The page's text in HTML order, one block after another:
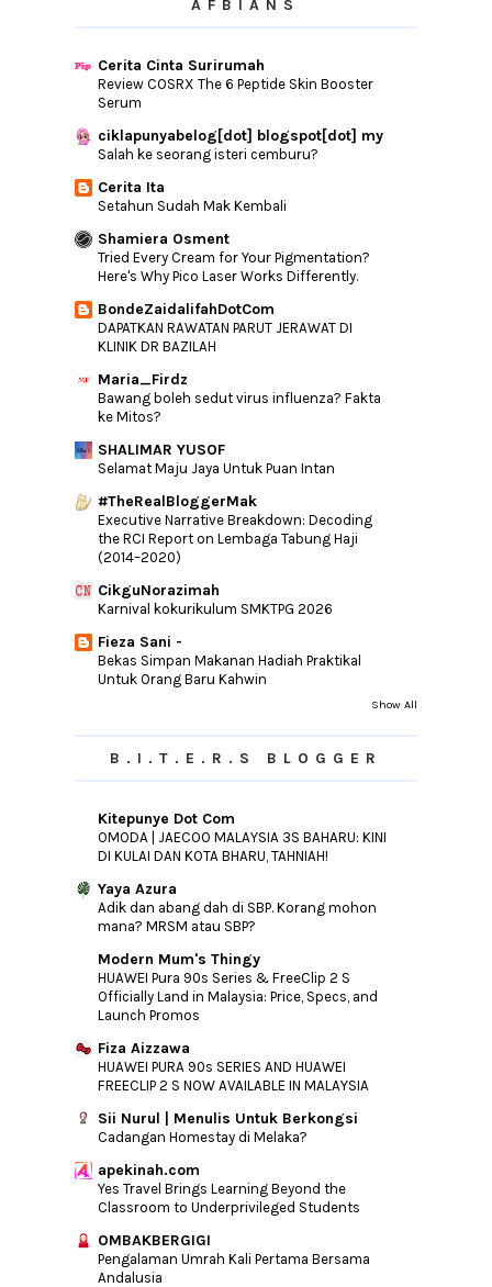
Veet Sensitive Touch Electric Trimmer ,
Tiga Pencuci Harian Lengkap Dari
Neutrogena Happy ...
Guna
►February(15)
► January(12)
►2016(240)
► 2015(346)
►2014(46)
►2012(76)
►2011(10)
► 2010(44)
AFBIANS
Cerita Cinta Surirumah
Review COSRX The 6 Peptide Skin Booster
Serum
ciklapunyabelog[dot] blogspot[dot] my
Salah ke seorang isteri cemburu?
Cerita Ita
Setahun Sudah Mak Kembali
Shamiera Osment
Tried Every Cream for Your Pigmentation?
Here's Why Pico Laser Works Differently.
BondeZaidalifahDotCom
DAPATKAN RAWATAN PARUT JERAWAT DI
KLINIK DR BAZILAH
Maria_Firdz
Bawang boleh sedut virus influenza? Fakta
ke Mitos?
SHALIMAR YUSOF
Selamat Maju Jaya Untuk Puan Intan
#TheRealBloggerMak
Executive Narrative Breakdown: Decoding
the RCI Report on Lembaga Tabung Haji
(2014–2020)
CikguNorazimah
Karnival kokurikulum SMKTPG 2026
Fieza Sani -
Bekas Simpan Makanan Hadiah Praktikal
Untuk Orang Baru Kahwin
Show All
B.I.T.E.R.S BLOGGER
Kitepunye Dot Com
OMODA | JAECOO MALAYSIA 3S BAHARU: KINI
DI KULAI DAN KOTA BHARU, TAHNIAH!
Yaya Azura
Adik dan abang dah di SBP. Korang mohon
mana? MRSM atau SBP?
Modern Mum's Thingy
HUAWEI Pura 90s Series & FreeClip 2 S
Officially Land in Malaysia: Price, Specs, and
Launch Promos
Fiza Aizzawa
HUAWEI PURA 90s SERIES AND HUAWEI
FREECLIP 2 S NOW AVAILABLE IN MALAYSIA
Sii Nurul | Menulis Untuk Berkongsi
Cadangan Homestay di Melaka?
apekinah.com
Yes Travel Brings Learning Beyond the
Classroom to Underprivileged Students
OMBAKBERGIGI
Pengalaman Umrah Kali Pertama Bersama
Andalusia